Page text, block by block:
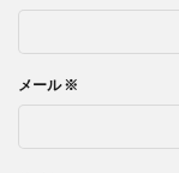
メール※